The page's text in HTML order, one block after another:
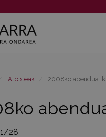
Albisteak 2008ko abendua:
28